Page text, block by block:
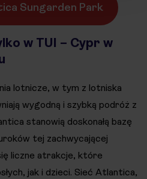
Sungarden Park
w TUI – Cypr w
lotnicze, w tym z lotniska
wygodną i szybką podróż z
stanowią doskonałą bazę
tej zachwycającej
liczne atrakcje, które
jak i dzieci. Sieć Atlantica,